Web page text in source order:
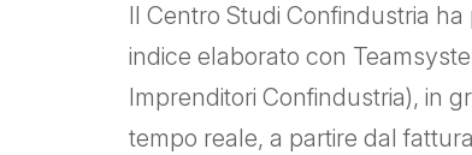
Il Centro Studi Confindustria
indice elaborato con
Imprenditori Confindustria), in
tempo reale, a partire dal